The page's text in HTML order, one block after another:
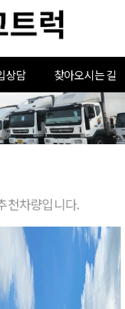
상담 찾아오시는 길
천차량입니다.